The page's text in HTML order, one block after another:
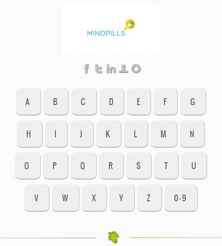
A B C D E F G
H I J K L M N
O P Q R S T U
V W X Y Z 0-9